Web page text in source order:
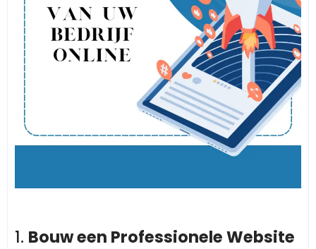
1. Bouw een Professionele Website